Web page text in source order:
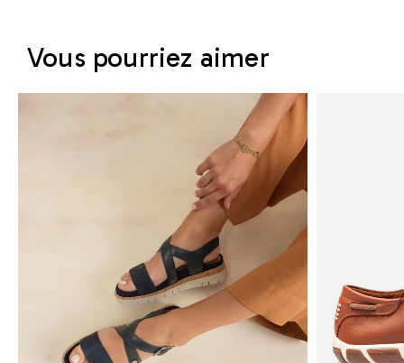
Vous pourriez aimer